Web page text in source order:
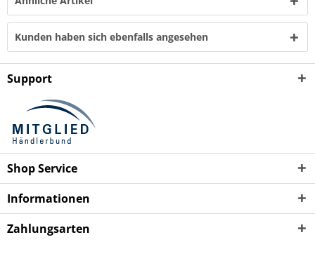
Kunden haben sich ebenfalls angesehen
Support
Shop Service
Informationen
Zahlungsarten